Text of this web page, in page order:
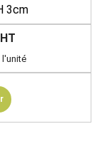
3cm
l'unité